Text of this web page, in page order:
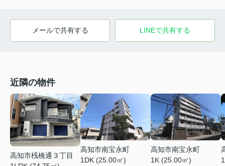
メールで共有する LINEで共有する
近隣の物件
高知市桟橋通３丁目
高知市南宝永町
1DK (25.00㎡)
高知市南宝永町
1K (25.00㎡)